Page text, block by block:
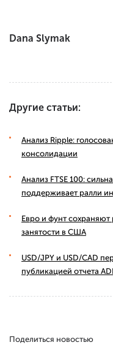
Dana Slymak
Другие статьи:
Анализ Ripple:
консолидации
Анализ FTSE 100:
поддерживает ралли
Евро и фунт
занятости в США
USD/JPY и USD/CAD
публикацией отчета
Поделиться новостью